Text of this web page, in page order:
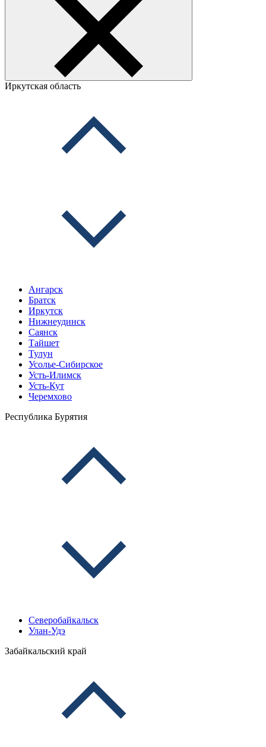
Иркутская область
Ангарск
Братск
Иркутск
Нижнеудинск
Саянск
Тайшет
Тулун
Усолье-Сибирское
Усть-Илимск
Усть-Кут
Черемхово
Республика Бурятия
Северобайкальск
Улан-Удэ
Забайкальский край